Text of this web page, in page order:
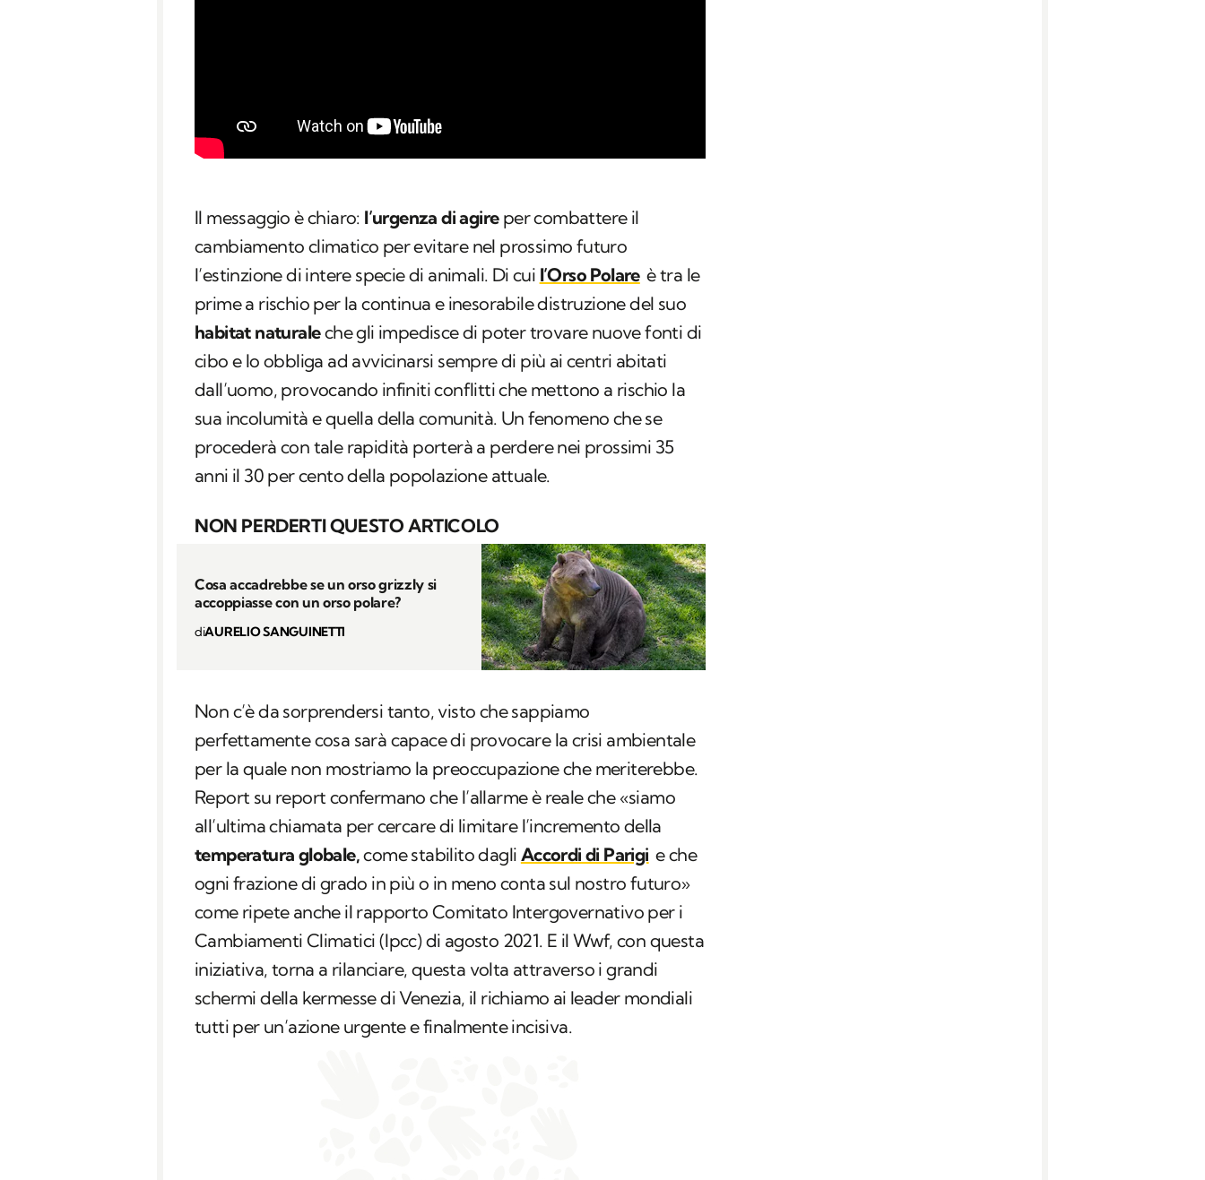
Il messaggio è chiaro: l’urgenza di agireper combattere il
cambiamento climatico per evitare nel prossimo futuro
l’estinzione di intere specie di animali. Di cui l’Orso Polare è tra le
prime a rischio per la continua e inesorabile distruzione del suo
habitat naturaleche gli impedisce di poter trovare nuove fonti di
cibo e lo obbliga ad avvicinarsi sempre di più ai centri abitati
dall’uomo, provocando infiniti conflitti che mettono a rischio la
sua incolumità e quella della comunità. Un fenomeno che se
procederà con tale rapidità porterà a perdere nei prossimi 35
anni il 30 per cento della popolazione attuale.
NON PERDERTI QUESTO ARTICOLO
Cosa accadrebbe se un orso grizzly si
accoppiasse con un orso polare?
diAURELIO SANGUINETTI
Non c’è da sorprendersi tanto, visto che sappiamo
perfettamente cosa sarà capace di provocare la crisi ambientale
per la quale non mostriamo la preoccupazione che meriterebbe.
Report su report confermano che l’allarme è reale che «siamo
all’ultima chiamata per cercare di limitare l’incremento della
temperatura globale,come stabilito dagli Accordi di Parigi e che
ogni frazione di grado in più o in meno conta sul nostro futuro»
come ripete anche il rapporto Comitato Intergovernativo per i
Cambiamenti Climatici (Ipcc) di agosto 2021. E il Wwf, con questa
iniziativa, torna a rilanciare, questa volta attraverso i grandi
schermi della kermesse di Venezia, il richiamo ai leader mondiali
tutti per un’azione urgente e finalmente incisiva.